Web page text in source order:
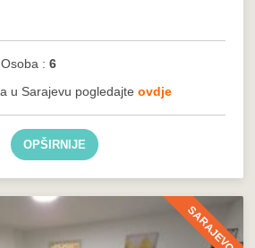
:6
u Sarajevu pogledajteovdje
OPŠIRNIJE
SARAJEVO